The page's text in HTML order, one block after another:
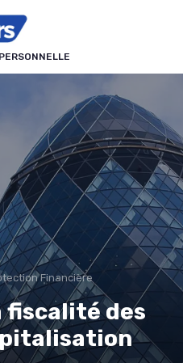
Financière
fiscalité des